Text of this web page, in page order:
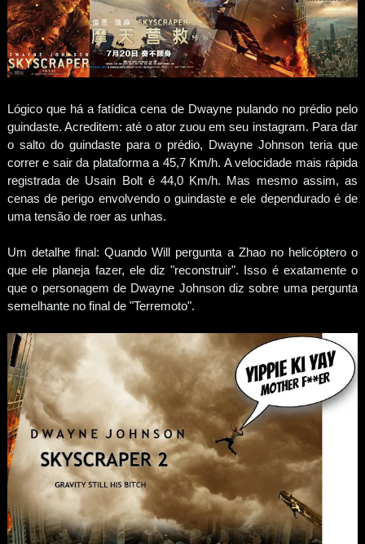
Lógico que há a fatídica cena de Dwayne pulando no prédio pelo
guindaste. Acreditem: até o ator zuou em seu instagram. Para dar
o salto do guindaste para o prédio, Dwayne Johnson teria que
correr e sair da plataforma a 45,7 Km/h. A velocidade mais rápida
registrada de Usain Bolt é 44,0 Km/h. Mas mesmo assim, as
cenas de perigo envolvendo o guindaste e ele dependurado é de
uma tensão de roer as unhas.
Um detalhe final: Quando Will pergunta a Zhao no helicóptero o
que ele planeja fazer, ele diz "reconstruir". Isso é exatamente o
que o personagem de Dwayne Johnson diz sobre uma pergunta
semelhante no final de "Terremoto".